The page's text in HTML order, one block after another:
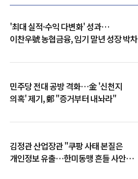
'최대 실적·수익 다변화' 성과…
이찬우號 농협금융, 임기 말년 성장 박차
민주당 전대 공방 격화…金 '신천지
의혹' 제기, 鄭 "증거부터 내놔라"
김정관 산업장관 "쿠팡 사태 본질은
개인정보 유출…한미동맹 흔들 사안